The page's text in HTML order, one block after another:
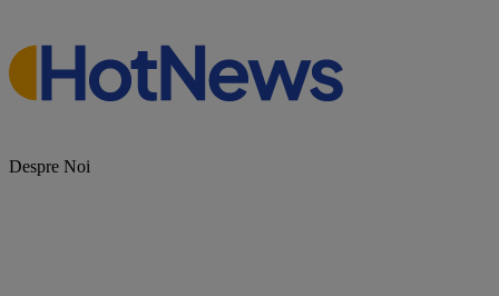
Despre Noi